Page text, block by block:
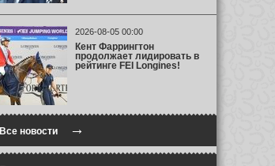
2026-08-05 00:00
Кент Фаррингтон
продолжает лидировать в
рейтинге FEI Longines!
Все новости→